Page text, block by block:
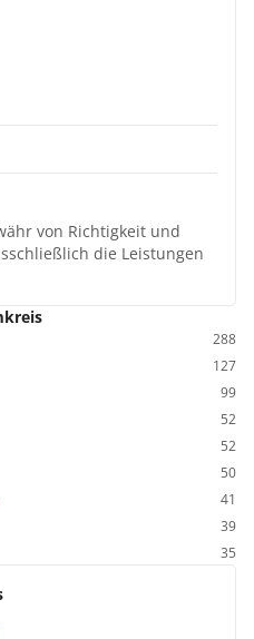
von Richtigkeit und
die Leistungen
288
127
99
52
52
50
41
39
35